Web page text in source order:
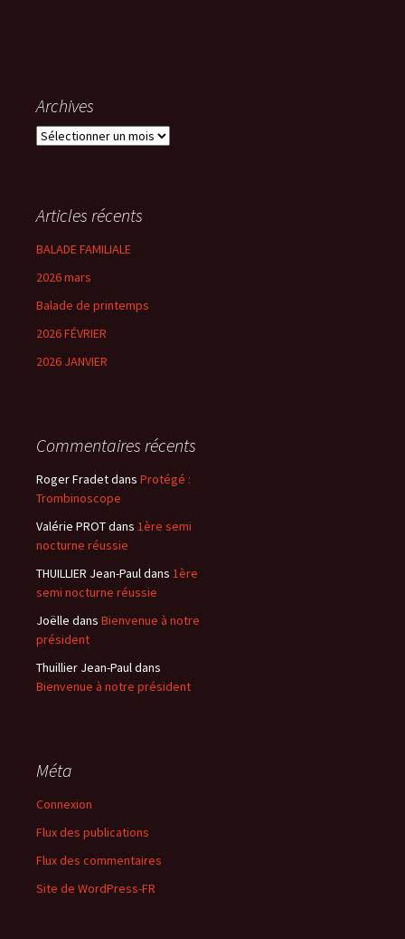
Archives
Archives
Articles récents
BALADE FAMILIALE
2026 mars
Balade de printemps
2026 FÉVRIER
2026 JANVIER
Commentaires récents
Roger Fradetdans Protégé :
Trombinoscope
Valérie PROTdans 1ère semi
nocturne réussie
THUILLIER Jean-Pauldans 1ère
semi nocturne réussie
Joëlle dans Bienvenue à notre
président
Thuillier Jean-Pauldans
Bienvenue à notre président
Méta
Connexion
Flux des publications
Flux des commentaires
Site de WordPress-FR